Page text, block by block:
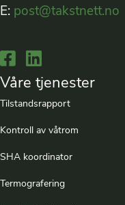
E: post@takstnett.no
Lenke til Facebook
Lenke til LinkedIn
Våre tjenester
Tilstandsrapport
Kontroll av våtrom
SHA koordinator
Termografering